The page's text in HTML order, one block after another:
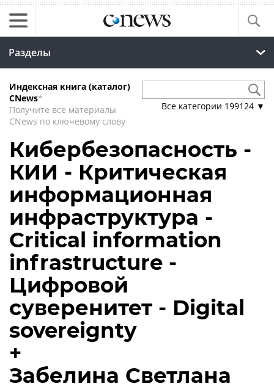
Разделы
Индексная книга (каталог)
CNews*
Получите все материалы
CNews по ключевому слову
Все категории 199124 ▼
Кибербезопасность -
КИИ - Критическая
информационная
инфраструктура -
Critical information
infrastructure -
Цифровой
суверенитет - Digital
sovereignty
+
Забелина Светлана